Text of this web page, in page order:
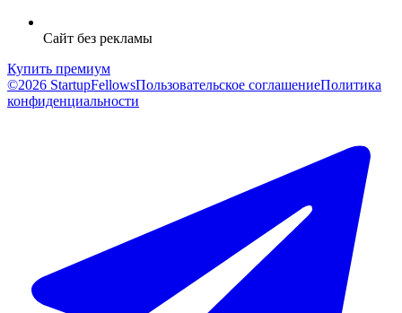
Сайт без рекламы
Купить премиум
©2026 StartupFellowsПользовательское соглашениеПолитика
конфиденциальности